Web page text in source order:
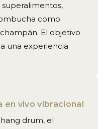
como
El objetivo
una experiencia
en vivo vibracional
drum, el